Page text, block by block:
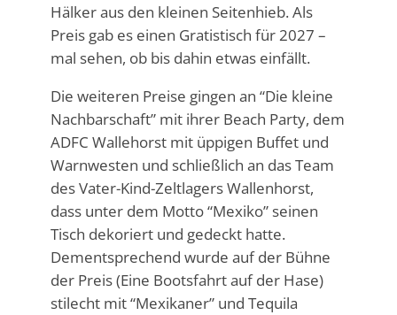
Hälker aus den kleinen Seitenhieb. Als
Preis gab es einen Gratistisch für 2027 –
mal sehen, ob bis dahin etwas einfällt.
Die weiteren Preise gingen an “Die kleine
Nachbarschaft” mit ihrer Beach Party, dem
ADFC Wallehorst mit üppigen Buffet und
Warnwesten und schließlich an das Team
des Vater-Kind-Zeltlagers Wallenhorst,
dass unter dem Motto “Mexiko” seinen
Tisch dekoriert und gedeckt hatte.
Dementsprechend wurde auf der Bühne
der Preis (Eine Bootsfahrt auf der Hase)
stilecht mit “Mexikaner” und Tequila